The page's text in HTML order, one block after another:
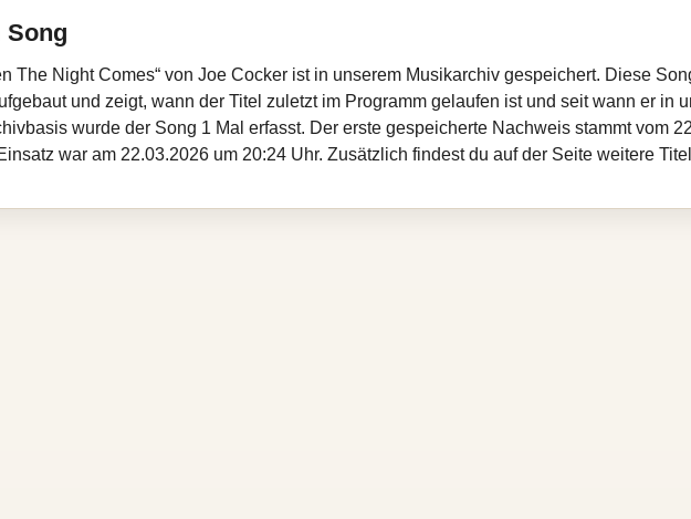
Song
The Night Comes“ von Joe Cocker ist in unserem Musikarchiv gespeichert. Diese
und zeigt, wann der Titel zuletzt im Programm gelaufen ist und seit wann er in
wurde der Song 1 Mal erfasst. Der erste gespeicherte Nachweis stammt vom
war am 22.03.2026 um 20:24 Uhr. Zusätzlich findest du auf der Seite weitere